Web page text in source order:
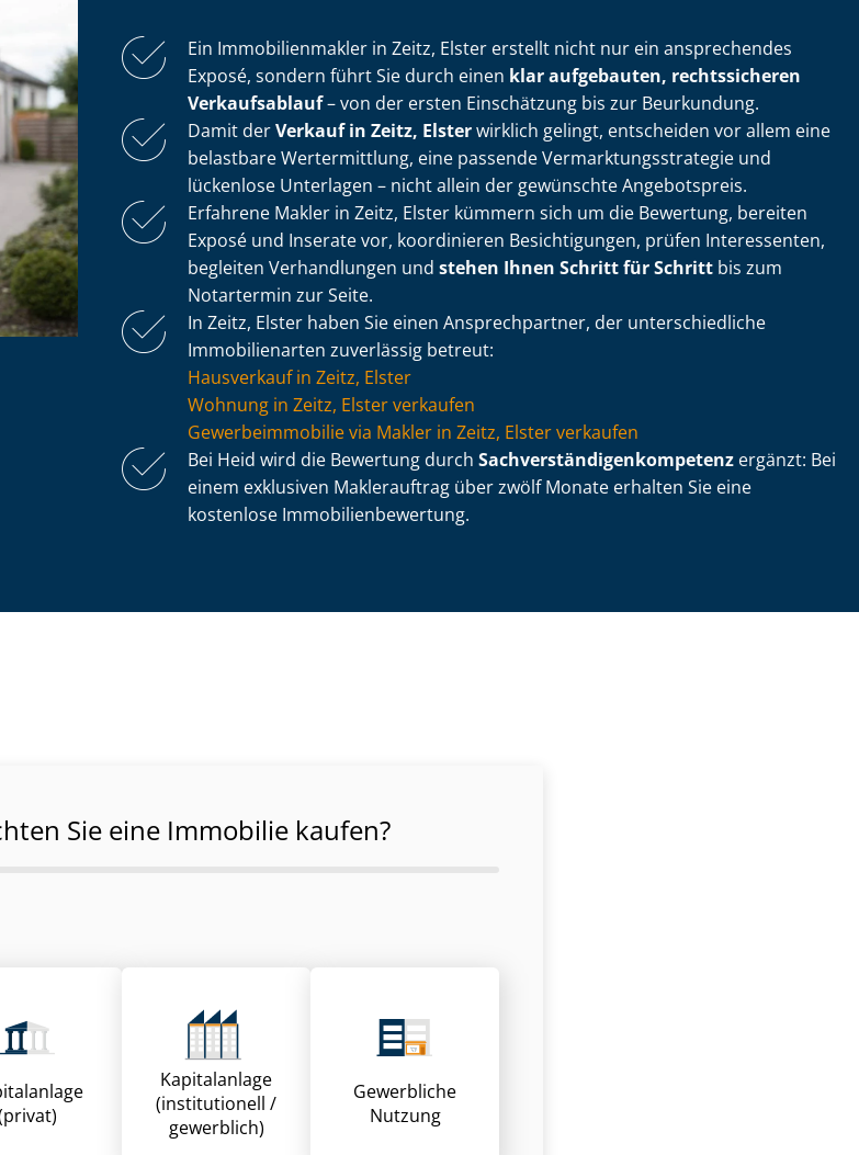
Ein Im­mo­bi­li­en­mak­ler in Zeitz, Elster erstellt nicht nur ein ansprechendes
Exposé, sondern führt Sie durch einen klar aufgebauten, rechtssicheren
Verkaufsablauf– von der ersten Einschätzung bis zur Beurkundung.
Damit derVerkauf in Zeitz, Elsterwirklich gelingt, entscheiden vor allem eine
belastbare Wertermittlung, eine passende Ver­mark­tungs­stra­te­gie und
lückenlose Unterlagen – nicht allein der gewünschte Angebotspreis.
Erfahrene Makler in Zeitz, Elster kümmern sich um die Bewertung, bereiten
Exposé und Inserate vor, koordinieren Besichtigungen, prüfen Interessenten,
begleiten Verhandlungen und stehen Ihnen Schritt für Schritt bis zum
Notartermin zur Seite.
In Zeitz, Elster haben Sie einen Ansprechpartner, der un­ter­schied­li­che
Immobilienarten zuverlässig betreut:
Hausverkauf in Zeitz, Elster
Wohnung in Zeitz, Elster verkaufen
Ge­wer­be­im­mo­bi­lie via Makler in Zeitz, Elster verkaufen
Bei Heid wird die Bewertung durch Sach­ver­stän­di­gen­kom­pe­tenz ergänzt: Bei
einem exklusiven Maklerauftrag über zwölf Monate erhalten Sie eine
kostenlose Im­mo­bi­li­en­be­wer­tung.
Sie eine Immobilie kaufen?
Kapitalanlage
(institutionell /
gewerblich)
Gewerbliche
Nutzung